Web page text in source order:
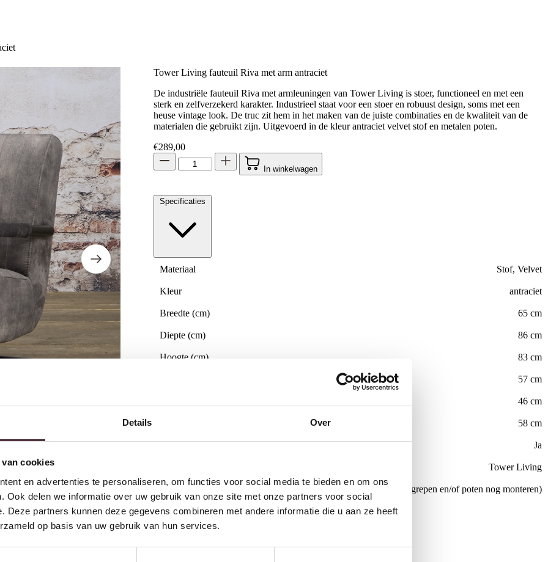
Details Over
cookies
en advertenties te personaliseren, om functies voor social media te bieden en om ons
Ook delen we informatie over uw gebruik van onze site met onze partners voor social
Deze partners kunnen deze gegevens combineren met andere informatie die u aan ze heeft
op basis van uw gebruik van hun services.
Tower Living fauteuil Riva met arm antraciet
De industriële fauteuil Riva met armleuningen van Tower Living is stoer, functioneel en met een
sterk en zelfverzekerd karakter. Industrieel staat voor een stoer en robuust design, soms met een
heuse vintage look. De truc zit hem in het maken van de juiste combinaties en de kwaliteit van de
materialen die gebruikt zijn. Uitgevoerd in de kleur antraciet velvet stof en metalen poten.
€289,00
In winkelwagen
Specificaties
Materiaal Stof, Velvet
Kleur antraciet
Breedte (cm) 65 cm
Diepte (cm) 86 cm
Hoogte (cm) 83 cm
57 cm
46 cm
58 cm
Armleuningen Ja
Tower Living
Gemonteerd geleverd Nee (handgrepen en/of poten nog monteren)
Gratisthuis bezorgd boven de €100,-